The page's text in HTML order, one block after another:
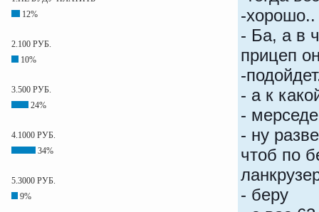
12%
2.100 РУБ.
10%
3.500 РУБ.
24%
4.1000 РУБ.
34%
5.3000 РУБ.
9%
-
- Ба, а в
прицеп
-
- а к
-
- ну
чтоб по
- беру